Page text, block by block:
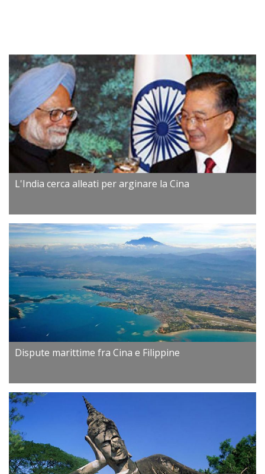
L'India cerca alleati per arginare la Cina
Dispute marittime fra Cina e Filippine